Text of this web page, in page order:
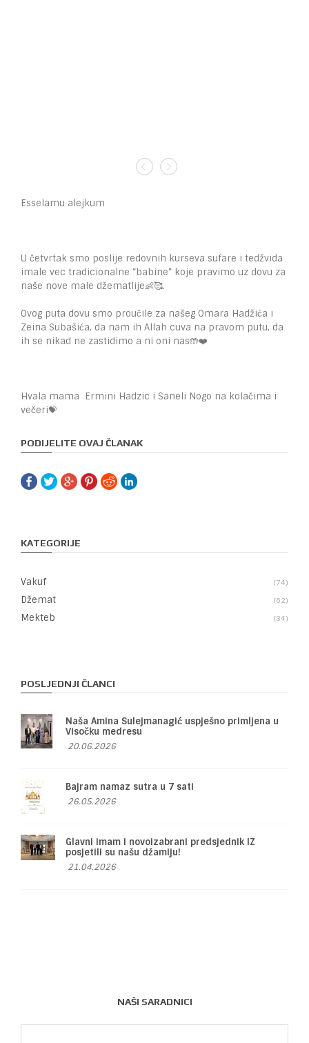
Esselamu alejkum
U četvrtak smo poslije redovnih kurseva sufare i tedžvida
imale vec tradicionalne ”babine” koje pravimo uz dovu za
naše nove male džematlije👶🥰.
Ovog puta dovu smo proučile za našeg Omara Hadžića i
Zeina Subašića, da nam ih Allah cuva na pravom putu, da
ih se nikad ne zastidimo a ni oni nas🤲❤️
Hvala mama Ermini Hadzic i Saneli Nogo na kolačima i
večeri💝
PODIJELITE OVAJ ČLANAK
KATEGORIJE
Vakuf 74
Džemat 62
Mekteb 34
POSLJEDNJI ČLANCI
Naša Amina Sulejmanagić uspješno primljena u
Visočku medresu
20.06.2026
Bajram namaz sutra u 7 sati
26.05.2026
Glavni imam i novoizabrani predsjednik IZ
posjetili su našu džamiju!
21.04.2026
NAŠI SARADNICI